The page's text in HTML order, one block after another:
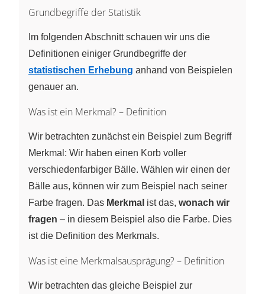
Grundbegriffe der Statistik
Im folgenden Abschnitt schauen wir uns die
Definitionen einiger Grundbegriffe der
statistischen Erhebung anhand von Beispielen
genauer an.
Was ist ein Merkmal? – Definition
Wir betrachten zunächst ein Beispiel zum Begriff
Merkmal: Wir haben einen Korb voller
verschiedenfarbiger Bälle. Wählen wir einen der
Bälle aus, können wir zum Beispiel nach seiner
Farbe fragen. Das Merkmal ist das, wonach wir
fragen – in diesem Beispiel also die Farbe. Dies
ist die Definition des Merkmals.
Was ist eine Merkmalsausprägung? – Definition
Wir betrachten das gleiche Beispiel zur